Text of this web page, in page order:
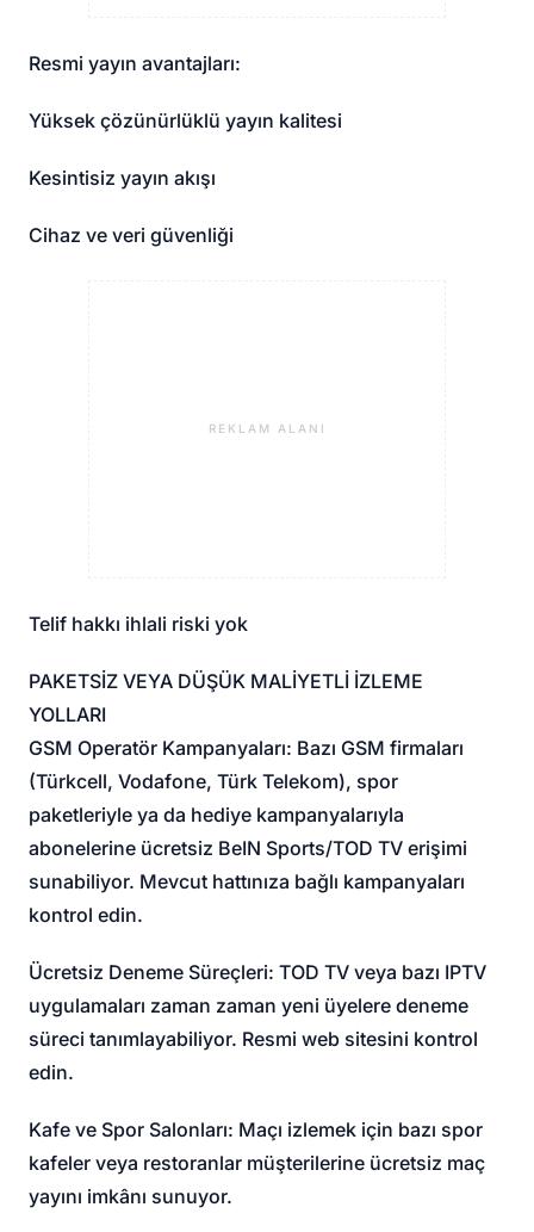
Resmi yayın avantajları:
Yüksek çözünürlüklü yayın kalitesi
Kesintisiz yayın akışı
Cihaz ve veri güvenliği
REKLAM ALANI
Telif hakkı ihlali riski yok
PAKETSİZ VEYA DÜŞÜK MALİYETLİ İZLEME
YOLLARI
GSM Operatör Kampanyaları: Bazı GSM firmaları
(Türkcell, Vodafone, Türk Telekom), spor
paketleriyle ya da hediye kampanyalarıyla
abonelerine ücretsiz BeIN Sports/TOD TV erişimi
sunabiliyor. Mevcut hattınıza bağlı kampanyaları
kontrol edin.
Ücretsiz Deneme Süreçleri: TOD TV veya bazı IPTV
uygulamaları zaman zaman yeni üyelere deneme
süreci tanımlayabiliyor. Resmi web sitesini kontrol
edin.
Kafe ve Spor Salonları: Maçı izlemek için bazı spor
kafeler veya restoranlar müşterilerine ücretsiz maç
yayını imkânı sunuyor.